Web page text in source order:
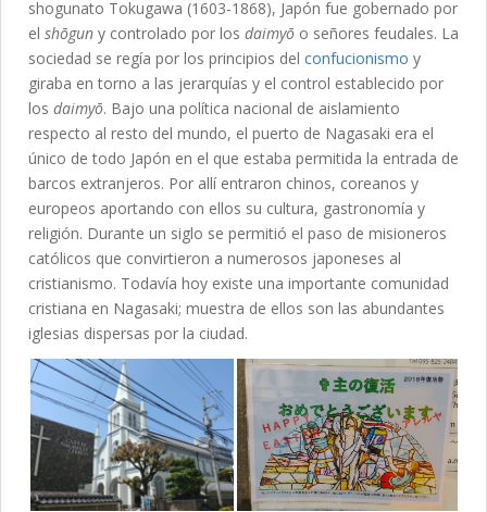
shogunato Tokugawa (1603-1868), Japón fue gobernado por
el shōgun y controlado por los daimyō o señores feudales. La
sociedad se regía por los principios del confucionismo y
giraba en torno a las jerarquías y el control establecido por
los daimyō. Bajo una política nacional de aislamiento
respecto al resto del mundo, el puerto de Nagasaki era el
único de todo Japón en el que estaba permitida la entrada de
barcos extranjeros. Por allí entraron chinos, coreanos y
europeos aportando con ellos su cultura, gastronomía y
religión. Durante un siglo se permitió el paso de misioneros
católicos que convirtieron a numerosos japoneses al
cristianismo. Todavía hoy existe una importante comunidad
cristiana en Nagasaki; muestra de ellos son las abundantes
iglesias dispersas por la ciudad.